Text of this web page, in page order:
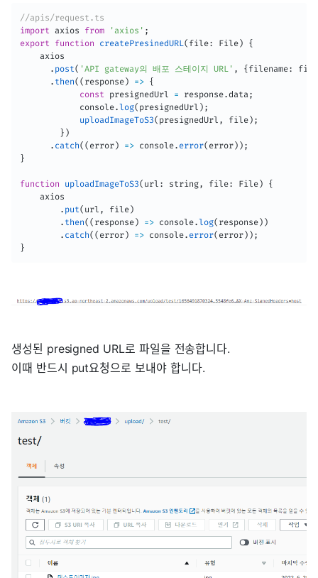
//apis/request.ts
import axios from 'axios' ;
export
function createPresinedURL( file: File )
{
    axios
. post( 'API gateway의 배포 스테이지 URL' , { filename:
file
. then( ( response ) => {
const presignedUrl = response.data ;
            console
.log( presignedUrl ) ;
uploadImageToS3( presignedUrl , file ) ;
} )
. catch( ( error ) => console. error( error ) ) ;
}
function uploadImageToS3( url : string, file: File )
{
    axios
. put( url , file )
. then( ( response ) => console.log( response ) )
. catch( ( error ) => console. error( error ) ) ;
}
생성된 presigned URL로 파일을 전송합니다.
이때 반드시 put요청으로 보내야 합니다.